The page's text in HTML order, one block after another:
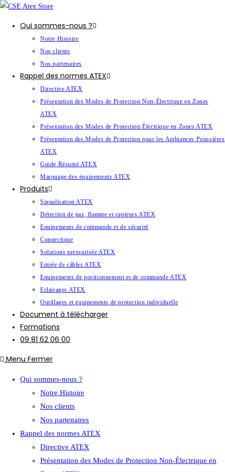
Qui sommes-nous ?
Notre Histoire
Nos clients
Nos partenaires
Rappel des normes ATEX
Directive ATEX
Présentation des Modes de Protection Non-Électrique en Zones
ATEX
Présentation des Modes de Protection Électrique en Zones ATEX
Présentation des Modes de Protection pour les Ambiances Poussières
ATEX
Guide Résumé ATEX
Marquage des équipements ATEX
Produits
Signalisation ATEX
Détection de gaz, flamme et capteurs ATEX
Equipements de commande et de sécurité
Connectique
Solutions pressurisée ATEX
Entrée de câbles ATEX
Equipements de positionnement et de commande ATEX
Eclairages ATEX
Outillages et équipements de protection individuelle
Document à télécharger
Formations
09 81 62 06 00
Menu Fermer
Qui sommes-nous ?
Notre Histoire
Nos clients
Nos partenaires
Rappel des normes ATEX
Directive ATEX
Présentation des Modes de Protection Non-Électrique en